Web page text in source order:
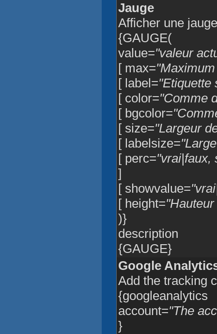
Jauge
Afficher une
{GAUGE(
value="valeur
[ max=
[ label="Etiquette
[ color="Comme
[ bgcolor=
[ size="Largeur
[ labelsize=
[ perc="vrai|faux,
]
[ showvalue=
[ height=
)}
description
{GAUGE}
Google
Add the tracking
{googleanalytics
account="The
}